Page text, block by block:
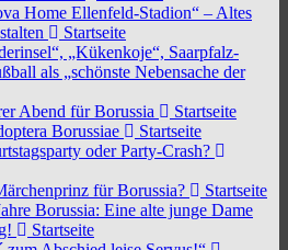
Home Ellenfeld-Stadion“ – Altes
Startseite
„Kükenkoje“, Saarpfalz-
als „schönste Nebensache der
Abend für Borussia
Startseite
Borussiae
Startseite
oder Party-Crash?
für Borussia?
Startseite
Borussia: Eine alte junge Dame
Startseite